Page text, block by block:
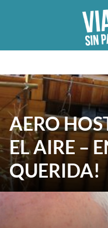
AERO
EL AIRE –
QUERIDA!